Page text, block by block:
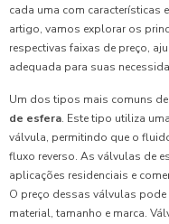
cada uma com características
artigo, vamos explorar os
respectivas faixas de preço,
adequada para suas
Um dos tipos mais comuns de
de esfera. Este tipo utiliza
válvula, permitindo que o
fluxo reverso. As válvulas de
aplicações residenciais e
O preço dessas válvulas pode
material, tamanho e marca.